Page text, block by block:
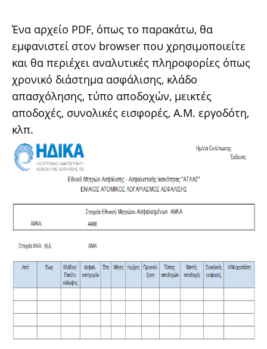
Ένα αρχείο PDF, όπως το παρακάτω, θα
εμφανιστεί στον browser που χρησιμοποιείτε
και θα περιέχει αναλυτικές πληροφορίες όπως
χρονικό διάστημα ασφάλισης, κλάδο
απασχόλησης, τύπο αποδοχών, μεικτές
αποδοχές, συνολικές εισφορές, Α.Μ. εργοδότη,
κλπ.